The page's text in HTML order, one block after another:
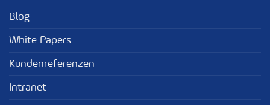
Blog
White Papers
Kundenreferenzen
Intranet